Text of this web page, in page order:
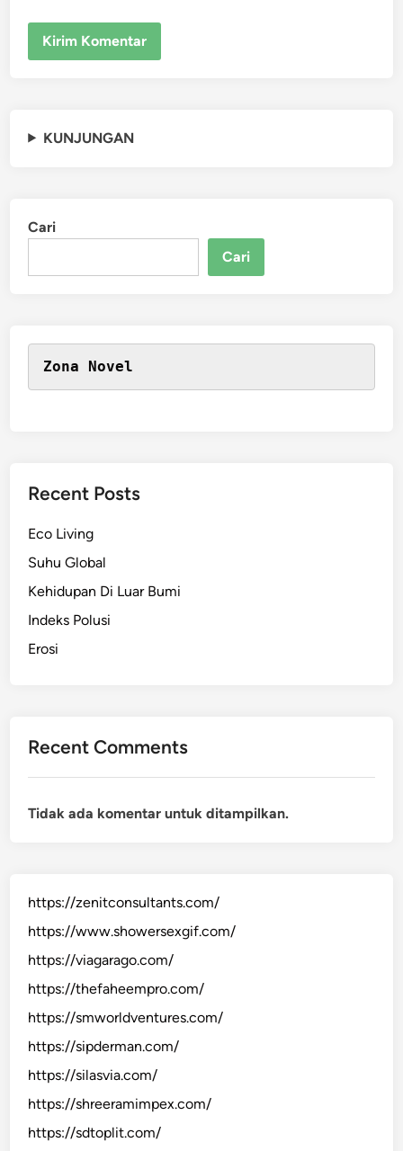
KUNJUNGAN
Cari
Cari
Zona Novel
Recent Posts
Eco Living
Suhu Global
Kehidupan Di Luar Bumi
Indeks Polusi
Erosi
Recent Comments
Tidak ada komentar untuk ditampilkan.
https://zenitconsultants.com/
https://www.showersexgif.com/
https://viagarago.com/
https://thefaheempro.com/
https://smworldventures.com/
https://sipderman.com/
https://silasvia.com/
https://shreeramimpex.com/
https://sdtoplit.com/